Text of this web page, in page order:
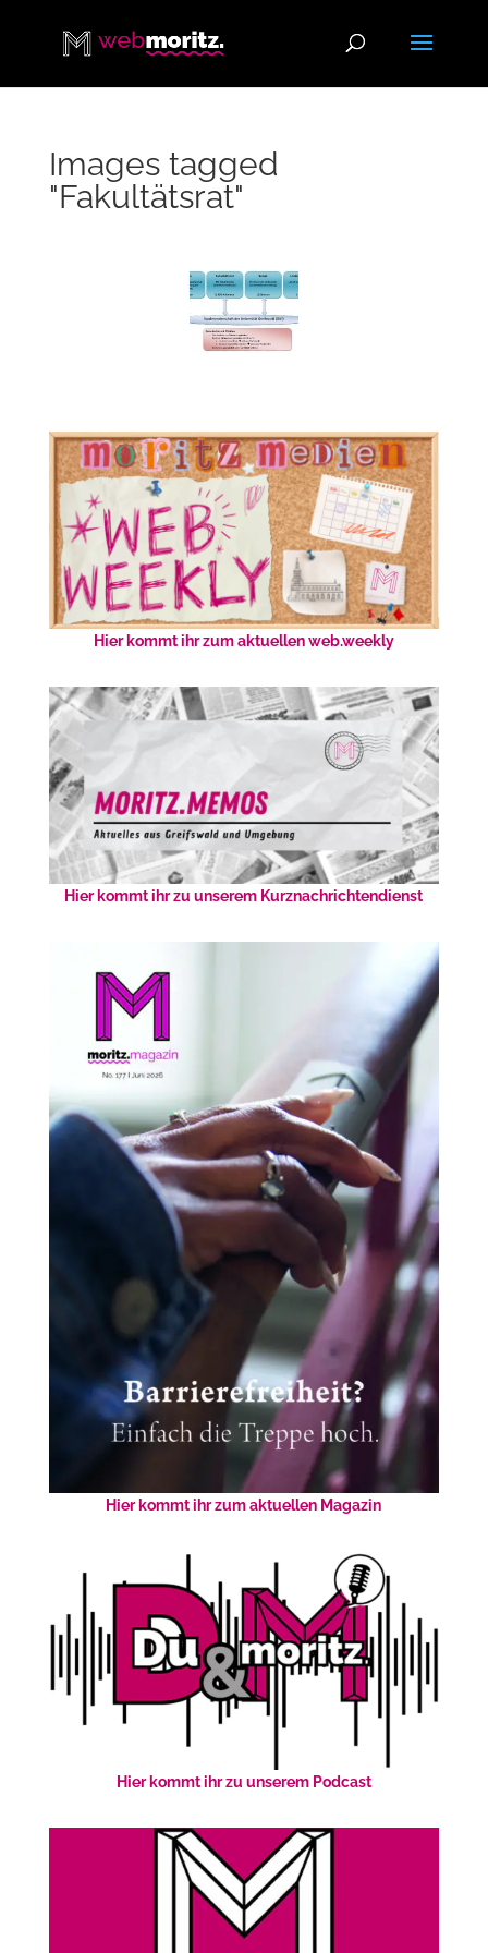
Images tagged
"Fakultätsrat"
Hier kommt ihr zum aktuellen web.weekly
Hier kommt ihr zu unserem Kurznachrichtendienst
Hier kommt ihr zum aktuellen Magazin
Hier kommt ihr zu unserem Podcast